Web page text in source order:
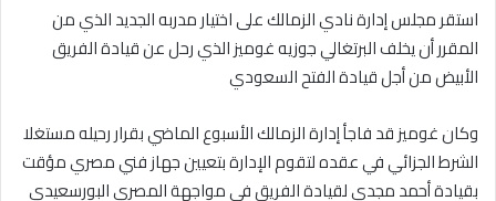
استقر مجلس إدارة نادي الزمالك على اختيار مدربه الجديد الذي من
المقرر أن يخلف البرتغالي جوزيه غوميز الذي رحل عن قيادة الفريق
الأبيض من أجل قيادة الفتح السعودي
وكان غوميز قد فاجأ إدارة الزمالك الأسبوع الماضي بقرار رحيله مستغلا
الشرط الجزائي في عقده لتقوم الإدارة بتعيين جهاز فني مصري مؤقت
بقيادة أحمد مجدي لقيادة الفريق في مواجهة المصري البورسعيدي